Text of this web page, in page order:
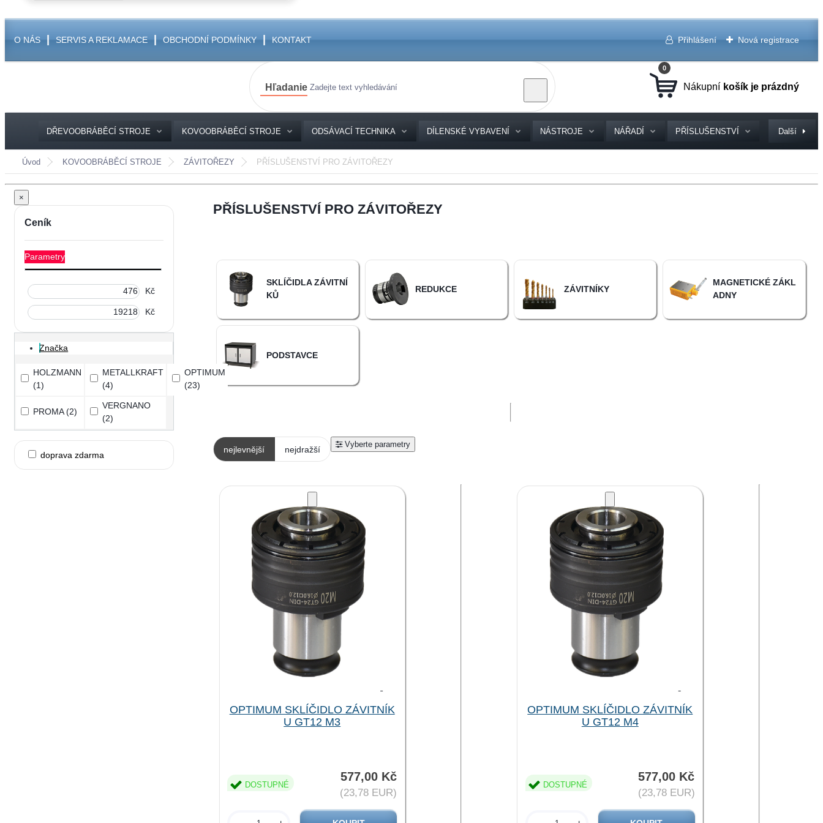
O NÁS|SERVIS A REKLAMACE|OBCHODNÍ PODMÍNKY|KONTAKT Přihlášení Nová registrace
Hľadanie
0
DŘEVOOBRÁBĚCÍ STROJE KOVOOBRÁBĚCÍ STROJE ODSÁVACÍ TECHNIKA DÍLENSKÉ VYBAVENÍ NÁSTROJE NÁŘADÍ PŘÍSLUŠENSTVÍ Další
Úvod KOVOOBRÁBĚCÍ STROJE ZÁVITOŘEZY PŘÍSLUŠENSTVÍ PRO ZÁVITOŘEZY
PŘÍSLUŠENSTVÍ PRO ZÁVITOŘEZY
SKLÍČIDLA ZÁVITNÍ
KŮ
REDUKCE ZÁVITNÍKY
MAGNETICKÉ ZÁKL
ADNY
PODSTAVCE
×
Kč
Kč
Parametry
Značka
HOLZMANN
(1)
METALLKRAFT
(4)
OPTIMUM
(23)
PROMA(2)
VERGNANO
(2)
doprava zdarma
nejlevnější nejdražší
OPTIMUM SKLÍČIDLO ZÁVITNÍK
U GT12 M3
577,00 Kč
(23,78 EUR)
DOSTUPNÉ
OPTIMUM SKLÍČIDLO ZÁVITNÍK
U GT12 M4
577,00 Kč
(23,78 EUR)
DOSTUPNÉ